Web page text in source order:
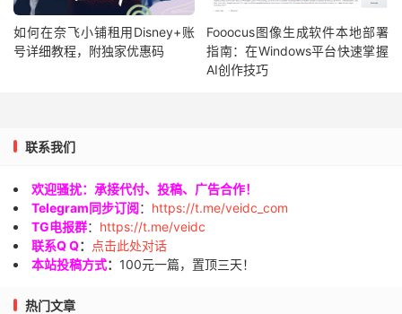
如何在奈飞小铺租用Disney+账
号详细教程，附独家优惠码
Fooocus图像生成软件本地部署
指南：在Windows平台快速掌握
AI创作技巧
联系我们
欢迎骚扰：承接代付、投稿、广告合作！
Telegram同步订阅： https://t.me/veidc_com
TG电报群： https://t.me/veidc
联系Q Q：
点击此处对话
本站投稿方式： 100元一篇，置顶三天！
热门文章